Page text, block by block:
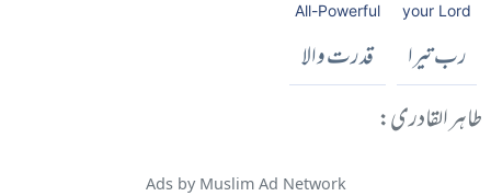
your Lord
رب تیرا
All-Powerful
قدرت والا
طاہر القادری:
Ads by Muslim Ad Network